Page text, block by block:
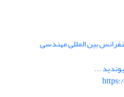
بین المللی مهندسی
...